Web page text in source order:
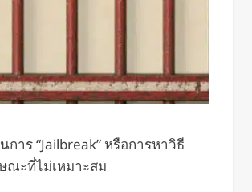
าร “Jailbreak” หรือการหาวิธี
ณะที่ไม่เหมาะสม